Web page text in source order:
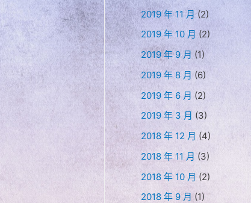
2019 年 11 月(2)
2019 年 10 月 (2)
2019 年 9 月 (1)
2019 年 8 月 (6)
2019 年 6 月 (2)
2019 年 3 月 (3)
2018 年 12 月 (4)
2018 年 11 月 (3)
2018 年 10 月 (2)
2018 年 9 月 (1)